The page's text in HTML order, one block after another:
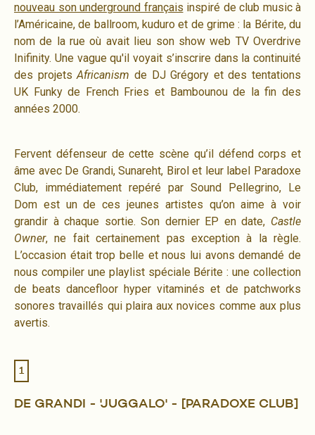
nouveau son underground français inspiré de club music à
l’Américaine, de ballroom, kuduro et de grime : la Bérite, du
nom de la rue où avait lieu son show web TV Overdrive
Inifinity. Une vague qu'il voyait s’inscrire dans la continuité
des projetsAfricanism de DJ Grégory et des tentations
UK Funky de French Fries et Bambounou de la fin des
années 2000.
Fervent défenseur de cette scène qu’il défend corps et
âme avec De Grandi, Sunareht, Birol et leur label Paradoxe
Club, immédiatement repéré par Sound Pellegrino, Le
Dom est un de ces jeunes artistes qu’on aime à voir
grandir à chaque sortie. Son dernier EP en date, Castle
Owner, ne fait certainement pas exception à la règle.
L’occasion était trop belle et nous lui avons demandé de
nous compiler une playlist spéciale Bérite : une collection
de beats dancefloor hyper vitaminés et de patchworks
sonores travaillés qui plaira aux novices comme aux plus
avertis.
1
DE GRANDI - 'JUGGALO' - [PARADOXE CLUB]